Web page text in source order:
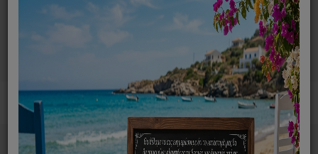
0
Ανταλλακτικά ηλεκτρικών συσκευών MENU
Home Καθαριστικό Για Πλυντήριο Πιάτων